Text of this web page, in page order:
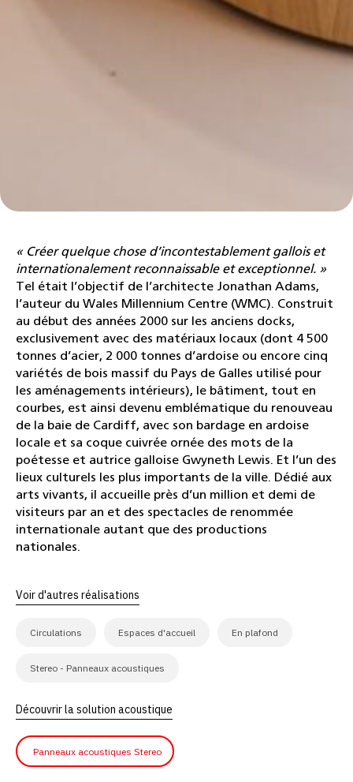
« Créer quelque chose d’incontestablement gallois et
internationalement reconnaissable et exceptionnel. »
Tel était l’objectif de l’architecte Jonathan Adams,
l’auteur du Wales Millennium Centre (WMC). Construit
au début des années 2000 sur les anciens docks,
exclusivement avec des matériaux locaux (dont 4 500
tonnes d’acier, 2 000 tonnes d’ardoise ou encore cinq
variétés de bois massif du Pays de Galles utilisé pour
les aménagements intérieurs), le bâtiment, tout en
courbes, est ainsi devenu emblématique du renouveau
de la baie de Cardiff, avec son bardage en ardoise
locale et sa coque cuivrée ornée des mots de la
poétesse et autrice galloise Gwyneth Lewis. Et l’un des
lieux culturels les plus importants de la ville. Dédié aux
arts vivants, il accueille près d’un million et demi de
visiteurs par an et des spectacles de renommée
internationale autant que des productions
nationales.
Voir d'autres réalisations
Circulations Espaces d'accueil En plafond
Stereo - Panneaux acoustiques
Découvrir la solution acoustique
Panneaux acoustiques Stereo